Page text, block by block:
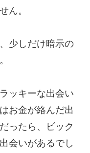
ん。
少しだけ暗示の
ッキーな出会い
お金が絡んだ出
ったら、ビック
会いがあるでし